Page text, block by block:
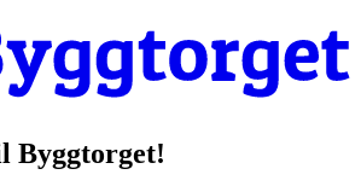
Byggtorget!